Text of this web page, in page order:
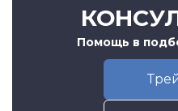
Помощь в